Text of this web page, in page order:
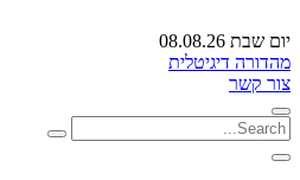
יום שבת 08.08.26
מהדורה דיגיטלית
צור קשר